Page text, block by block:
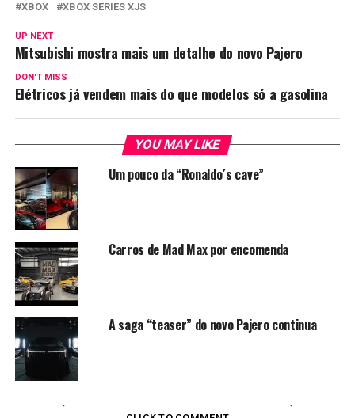
XBOX
XBOX SERIES XJS
UP NEXT
Mitsubishi mostra mais um detalhe do novo Pajero
DON'T MISS
Elétricos já vendem mais do que modelos só a gasolina
YOU MAY LIKE
Um pouco da “Ronaldo´s cave”
Carros de Mad Max por encomenda
A saga “teaser” do novo Pajero continua